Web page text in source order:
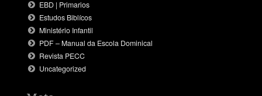
EBD | Primarios
Estudos Biblícos
Ministério Infantil
PDF – Manual da Escola Dominical
Revista PECC
Uncategorized